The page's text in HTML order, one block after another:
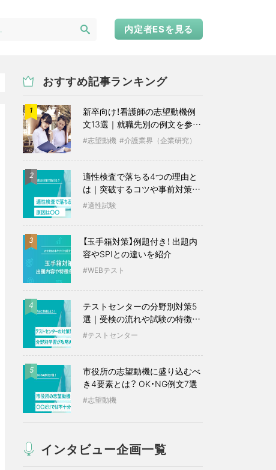
内定者ESを見る
おすすめ記事ランキング
1
新卒向け！看護師の志望動機例
文13選｜就職先別の例文を参考
に志望動機 介護業界（企業研究）
2
適性検査で落ちる4つの理由と
は｜突破するコツや事前対策も
紹介
適性試験
3
【玉手箱対策】例題付き！ 出題内
容やSPIとの違いを紹介
WEBテスト
4
テストセンターの分野別対策5
選｜受検の流れや試験の特徴も
紹介
テストセンター
5
市役所の志望動機に盛り込むべ
き4要素とは？ OK・NG例文7選
志望動機
インタビュー企画一覧